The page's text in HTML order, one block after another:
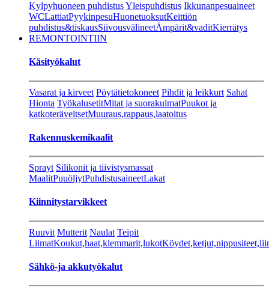
Kylpyhuoneen puhdistusYleispuhdistus Ikkunanpesuaineet
WCLattiatPyykinpesuHuonetuoksutKeittiön
puhdistus&tiskausSiivousvälineetÄmpärit&vaditKierrätys
REMONTOINTIIN
Käsityökalut
Vasarat ja kirveet Pöytätietokoneet Pihdit ja leikkurt Sahat
Hionta TyökalusetitMitat ja suorakulmatPuukot ja
katkoteräveitsetMuuraus,rappaus,laatoitus
Rakennuskemikaalit
Sprayt Silikonit ja tiivistysmassat
MaalitPuuöljytPuhdistusaineetLakat
Kiinnitystarvikkeet
Ruuvit Mutterit Naulat Teipit
LiimatKoukut,haat,klemmarit,lukot
Sähkö-ja akkutyökalut